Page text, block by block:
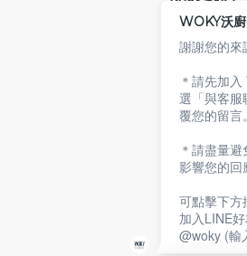
品牌故事
專業技術
環保沃廚
顧客服務
服務條款
隱私權政策
聯絡沃廚
WOKY沃廚
謝謝您的來
＊請先加
選「與客服
覆您的留言。
＊請盡量
影響您的回
可點擊下方
加入LINE好
@woky (輸